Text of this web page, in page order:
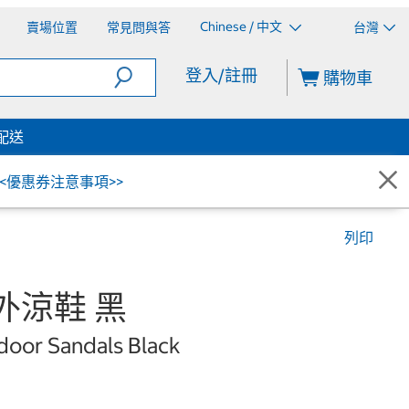
賣場位置 常見問與答 Chinese / 中文 台灣
登入/註冊 購物車
送
優惠券注意事項>>
列印
涼鞋 黑
Sandals Black